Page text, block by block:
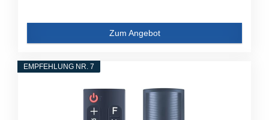
Zum Angebot
EMPFEHLUNG NR. 7